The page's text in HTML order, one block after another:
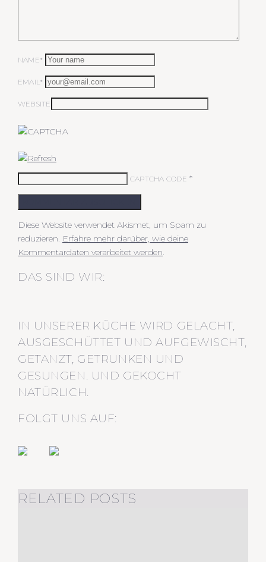
NAME*
EMAIL*
WEBSITE
CAPTCHA CODE *
Diese Website verwendet Akismet, um Spam zu
reduzieren. Erfahre mehr darüber, wie deine
Kommentardaten verarbeitet werden.
DAS SIND WIR:
IN UNSERER KÜCHE WIRD GELACHT,
AUSGESCHÜTTET UND AUFGEWISCHT,
GETANZT, GETRUNKEN UND
GESUNGEN. UND GEKOCHT
NATÜRLICH.
FOLGT UNS AUF:
RELATED POSTS